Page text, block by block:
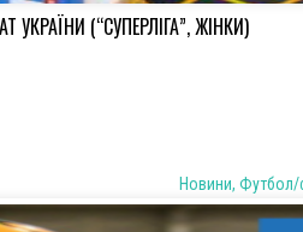
УКРАЇНИ (“СУПЕРЛІГА”, ЖІНКИ)
Новини, Футбол/